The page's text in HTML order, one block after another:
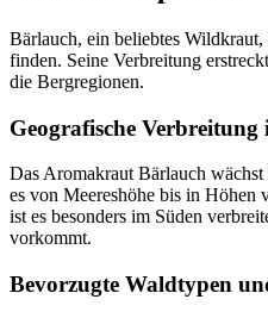
Bärlauch, ein beliebtes
finden. Seine Verbreitung
die Bergregionen.
Geografische
Das Aromakraut Bärlauch
es von Meereshöhe bis in Höhen
ist es besonders im Süden
vorkommt.
Bevorzugte Waldtypen